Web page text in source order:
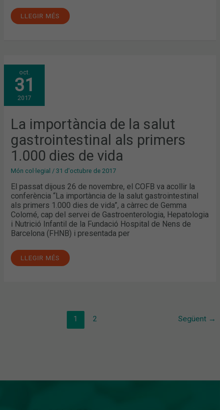
LLEGIR MÉS
oct.
31
2017
La importància de la salut
gastrointestinal als primers
1.000 dies de vida
Món col·legial /31 d'octubre de 2017
El passat dijous 26 de novembre, el COFB va acollir la
conferència “La importància de la salut gastrointestinal
als primers 1.000 dies de vida”, a càrrec de Gemma
Colomé, cap del servei de Gastroenterologia, Hepatologia
i Nutrició Infantil de la Fundació Hospital de Nens de
Barcelona (FHNB) i presentada per
LA
IMPORTÀNCIA
DE
LA
SALUT
GASTROINTESTINAL
ALS
1.000
DIES
DE
VIDA
LLEGIR MÉS
1 2 Següent →